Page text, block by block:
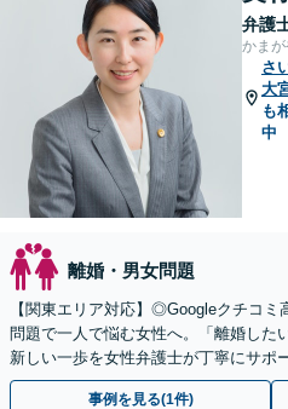
弁護
かま
さ
大
も
中
離婚・男女問題
【関東エリア対応】◎Googleクチコ
問題で一人で悩む女性へ。「離婚した
新しい一歩を女性弁護士が丁寧にサポ
ま連れOK】【WEB面談可】【新鎌ケ
事例を見る(1件)